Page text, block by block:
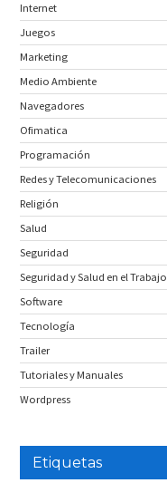
Internet
Juegos
Marketing
Medio Ambiente
Navegadores
Ofimatica
Programación
Redes y Telecomunicaciones
Religión
Salud
Seguridad
Seguridad y Salud en el Trabajo
Software
Tecnología
Trailer
Tutoriales y Manuales
Wordpress
Etiquetas